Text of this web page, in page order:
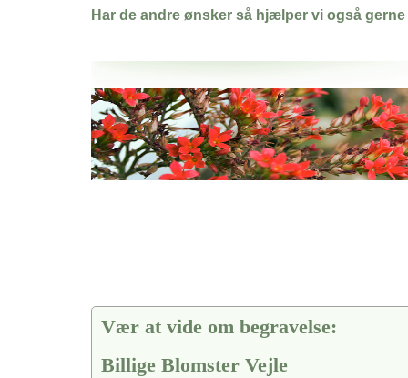
Har de andre ønsker så hjælper vi også gerne
Her hos os får du altid en god afslutning når det gælder
Billige Blomster Vejle
vi hjælper i alle faser af begravelsel
Vær at vide om begravelse:
Billige Blomster Vejle